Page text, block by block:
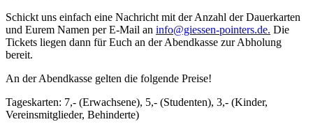
Schickt uns einfach eine Nachricht mit der Anzahl der Dauerkarten
und Eurem Namen per E-Mail an info@giessen-pointers.de. Die
Tickets liegen dann für Euch an der Abendkasse zur Abholung
bereit.
An der Abendkasse gelten die folgende Preise!
Tageskarten: 7,- (Erwachsene), 5,- (Studenten), 3,- (Kinder,
Vereinsmitglieder, Behinderte)